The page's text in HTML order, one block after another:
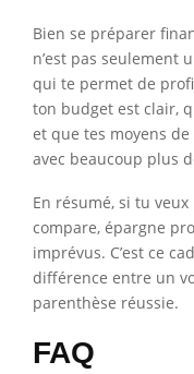
Bien se préparer
n’est pas seulement
qui te permet de
ton budget est clair,
et que tes moyens
avec beaucoup plus
En résumé, si tu
compare, épargne
imprévus. C’est ce
différence entre un
parenthèse réussie.
FAQ